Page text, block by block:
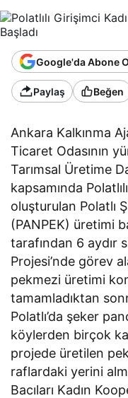
Google'da Abone
Paylaş Beğen
Ankara Kalkınma
Ticaret Odasının
Tarımsal Üretime
kapsamında
oluşturulan Polatlı
(PANPEK) üretimi
tarafından 6 aydır
Projesi’nde görev
pekmezi üretimi
tamamladıktan
Polatlı’da şeker
köylerden birçok
projede üretilen
raflardaki yerini
Bacıları Kadın